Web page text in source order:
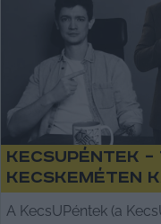
KecsUPéntek
Kecskeméten
A KecsUPéntek (a